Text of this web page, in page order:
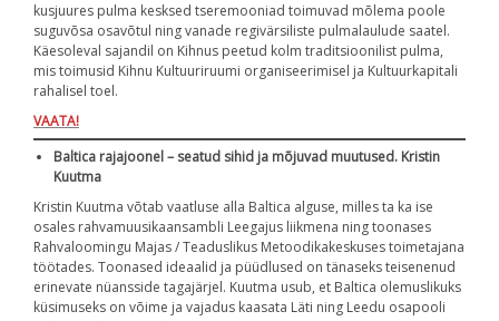
kusjuures pulma kesksed tseremooniad toimuvad mõlema poole
suguvõsa osavõtul ning vanade regivärsiliste pulmalaulude saatel.
Käesoleval sajandil on Kihnus peetud kolm traditsioonilist pulma,
mis toimusid Kihnu Kultuuriruumi organiseerimisel ja Kultuurkapitali
rahalisel toel.
VAATA!
Baltica rajajoonel – seatud sihid ja mõjuvad muutused. Kristin
Kuutma
Kristin Kuutma võtab vaatluse alla Baltica alguse, milles ta ka ise
osales rahvamuusikaansambli Leegajus liikmena ning toonases
Rahvaloomingu Majas / Teaduslikus Metoodikakeskuses toimetajana
töötades. Toonased ideaalid ja püüdlused on tänaseks teisenenud
erinevate nüansside tagajärjel. Kuutma usub, et Baltica olemuslikuks
küsimuseks on võime ja vajadus kaasata Läti ning Leedu osapooli